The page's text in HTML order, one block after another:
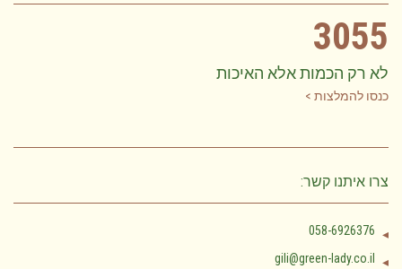
3055
לא רק הכמות אלא האיכות
כנסו להמלצות >
צרו איתנו קשר:
058-6926376
gili@green-lady.co.il